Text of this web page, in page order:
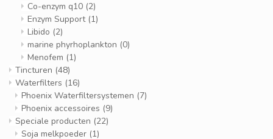
Co-enzym q10 (2)
Enzym Support (1)
Libido (2)
marine phyrhoplankton (0)
Menofem (1)
Tincturen (48)
Waterfilters (16)
Phoenix Waterfiltersystemen (7)
Phoenix accessoires (9)
Speciale producten (22)
Soja melkpoeder (1)